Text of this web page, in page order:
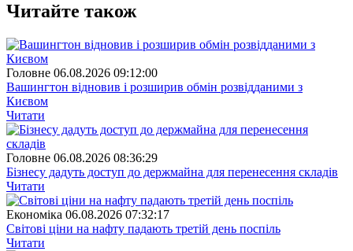
Читайте також
Головне 06.08.2026 09:12:00
Вашингтон відновив і розширив обмін розвідданими з
Києвом
Читати
Головне 06.08.2026 08:36:29
Бізнесу дадуть доступ до держмайна для перенесення складів
Читати
Економіка 06.08.2026 07:32:17
Світові ціни на нафту падають третій день поспіль
Читати